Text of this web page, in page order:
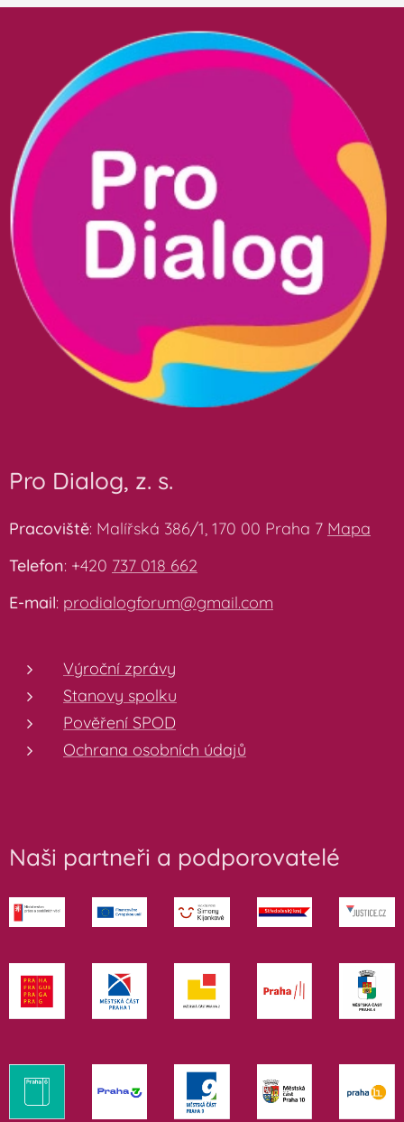
Pro Dialog, z. s.
Pracoviště: Malířská 386/1, 170 00 Praha 7 Mapa
Telefon: +420 737 018 662
E-mail: prodialogforum@gmail.com
Výroční zprávy
Stanovy spolku
Pověření SPOD
Ochrana osobních údajů
Naši partneři a podporovatelé